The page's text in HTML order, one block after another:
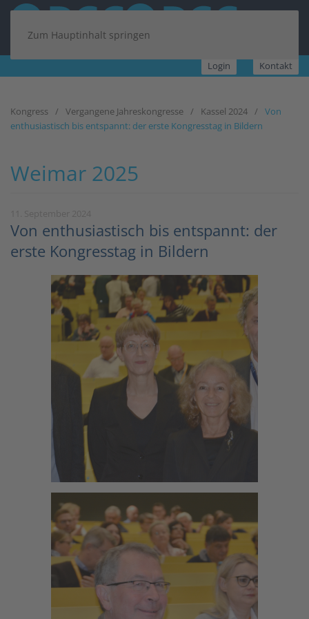
Zum Hauptinhalt springen
Login Kontakt
Kongress Vergangene Jahreskongresse Kassel 2024
Von
enthusiastisch bis entspannt: der erste Kongresstag in Bildern
Weimar 2025
Von enthusiastisch bis entspannt: der
erste Kongresstag in Bildern
Zoom
Zoom